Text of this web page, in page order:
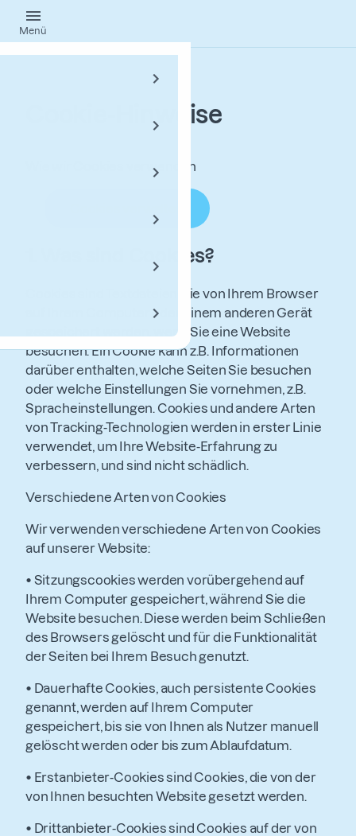
Springe
zum
Menü
Cookie-Hinweise
Wie wir Cookies verwenden
Was sind Cookies?
Cookies sind Textdateien, die von Ihrem Browser
auf Ihrem Computer oder einem anderen Gerät
gespeichert werden, wenn Sie eine Website
besuchen. Ein Cookie kann z.B. Informationen
darüber enthalten, welche Seiten Sie besuchen
oder welche Einstellungen Sie vornehmen, z.B.
Spracheinstellungen. Cookies und andere Arten
von Tracking-Technologien werden in erster Linie
verwendet, um Ihre Website-Erfahrung zu
verbessern, und sind nicht schädlich.
Verschiedene Arten von Cookies
Wir verwenden verschiedene Arten von Cookies
auf unserer Website:
• Sitzungscookies werden vorübergehend auf
Ihrem Computer gespeichert, während Sie die
Website besuchen. Diese werden beim Schließen
des Browsers gelöscht und für die Funktionalität
der Seiten bei Ihrem Besuch genutzt.
• Dauerhafte Cookies, auch persistente Cookies
genannt, werden auf Ihrem Computer
gespeichert, bis sie von Ihnen als Nutzer manuell
gelöscht werden oder bis zum Ablaufdatum.
• Erstanbieter-Cookies sind Cookies, die von der
von Ihnen besuchten Website gesetzt werden.
• Drittanbieter-Cookies sind Cookies auf der von